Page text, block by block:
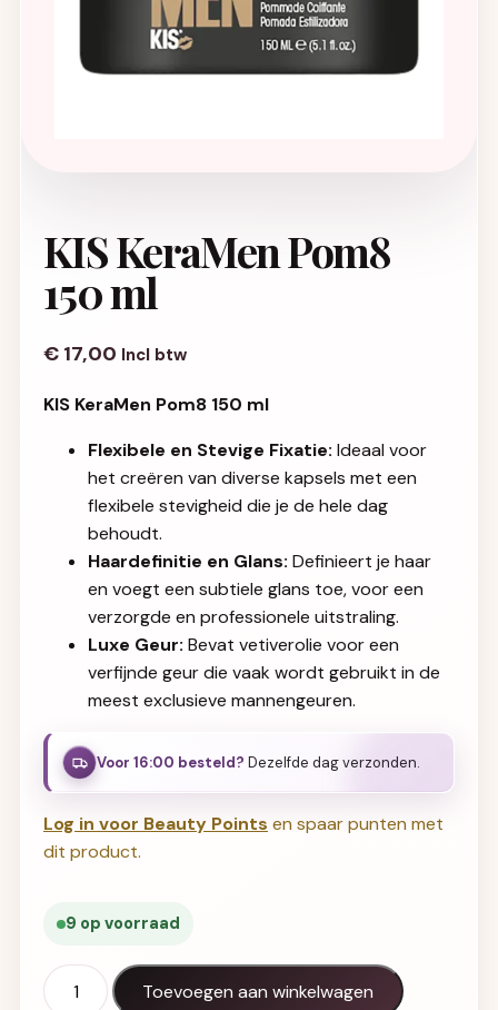
KIS KeraMen Pom8
150 ml
€ 17,00 Incl btw
KIS KeraMen Pom8 150 ml
Flexibele en Stevige Fixatie: Ideaal voor
het creëren van diverse kapsels met een
flexibele stevigheid die je de hele dag
behoudt.
Haardefinitie en Glans: Definieert je haar
en voegt een subtiele glans toe, voor een
verzorgde en professionele uitstraling.
Luxe Geur: Bevat vetiverolie voor een
verfijnde geur die vaak wordt gebruikt in de
meest exclusieve mannengeuren.
Voor 16:00 besteld? Dezelfde dag verzonden.
Log in voor Beauty Points en spaar punten met
dit product.
9 op voorraad
KIS KeraMen Pom8 150 ml aantal
Toevoegen aan winkelwagen